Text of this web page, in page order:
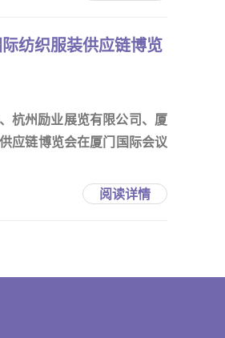
纺织服装供应链博览
杭州励业展览有限公司、厦
应链博览会在厦门国际会议
阅读详情